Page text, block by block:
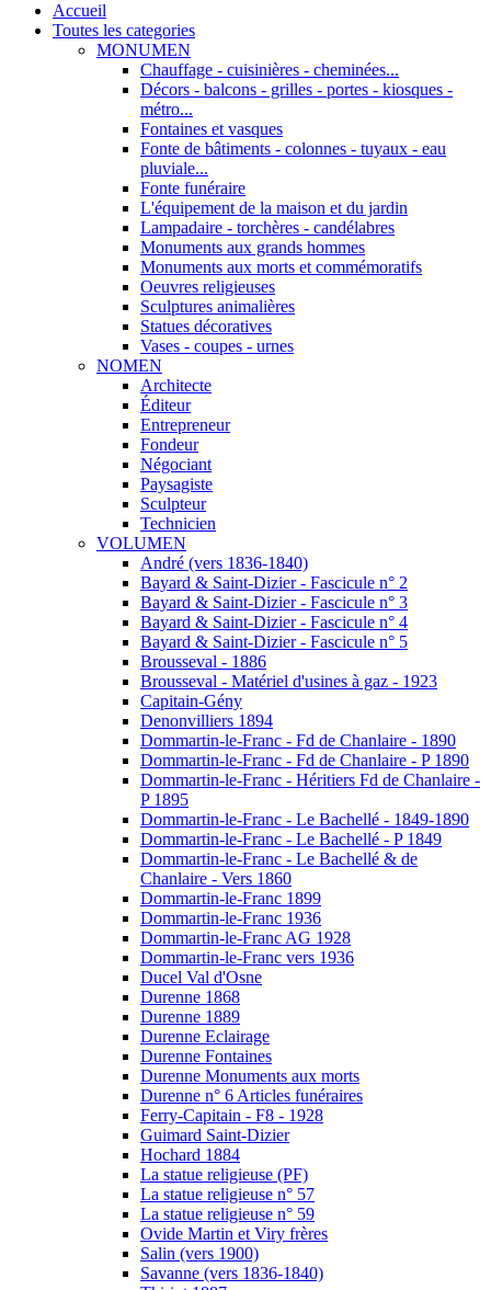
Accueil
Toutes les categories
MONUMEN
Chauffage - cuisinières - cheminées...
Décors - balcons - grilles - portes - kiosques -
métro...
Fontaines et vasques
Fonte de bâtiments - colonnes - tuyaux - eau
pluviale...
Fonte funéraire
L'équipement de la maison et du jardin
Lampadaire - torchères - candélabres
Monuments aux grands hommes
Monuments aux morts et commémoratifs
Oeuvres religieuses
Sculptures animalières
Statues décoratives
Vases - coupes - urnes
NOMEN
Architecte
Éditeur
Entrepreneur
Fondeur
Négociant
Paysagiste
Sculpteur
Technicien
VOLUMEN
André (vers 1836-1840)
Bayard & Saint-Dizier - Fascicule n° 2
Bayard & Saint-Dizier - Fascicule n° 3
Bayard & Saint-Dizier - Fascicule n° 4
Bayard & Saint-Dizier - Fascicule n° 5
Brousseval - 1886
Brousseval - Matériel d'usines à gaz - 1923
Capitain-Gény
Denonvilliers 1894
Dommartin-le-Franc - Fd de Chanlaire - 1890
Dommartin-le-Franc - Fd de Chanlaire - P 1890
Dommartin-le-Franc - Héritiers Fd de Chanlaire -
P 1895
Dommartin-le-Franc - Le Bachellé - 1849-1890
Dommartin-le-Franc - Le Bachellé - P 1849
Dommartin-le-Franc - Le Bachellé & de
Chanlaire - Vers 1860
Dommartin-le-Franc 1899
Dommartin-le-Franc 1936
Dommartin-le-Franc AG 1928
Dommartin-le-Franc vers 1936
Ducel Val d'Osne
Durenne 1868
Durenne 1889
Durenne Eclairage
Durenne Fontaines
Durenne Monuments aux morts
Durenne n° 6 Articles funéraires
Ferry-Capitain - F8 - 1928
Guimard Saint-Dizier
Hochard 1884
La statue religieuse (PF)
La statue religieuse n° 57
La statue religieuse n° 59
Ovide Martin et Viry frères
Salin (vers 1900)
Savanne (vers 1836-1840)